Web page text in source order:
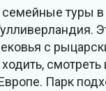
туры
с
Парк